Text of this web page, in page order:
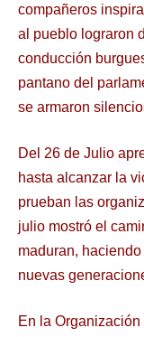
compañeros
al pueblo lograron
conducción
pantano del
se armaron
Del 26 de Julio
hasta alcanzar la
prueban las
julio mostró el
maduran,
nuevas
En la